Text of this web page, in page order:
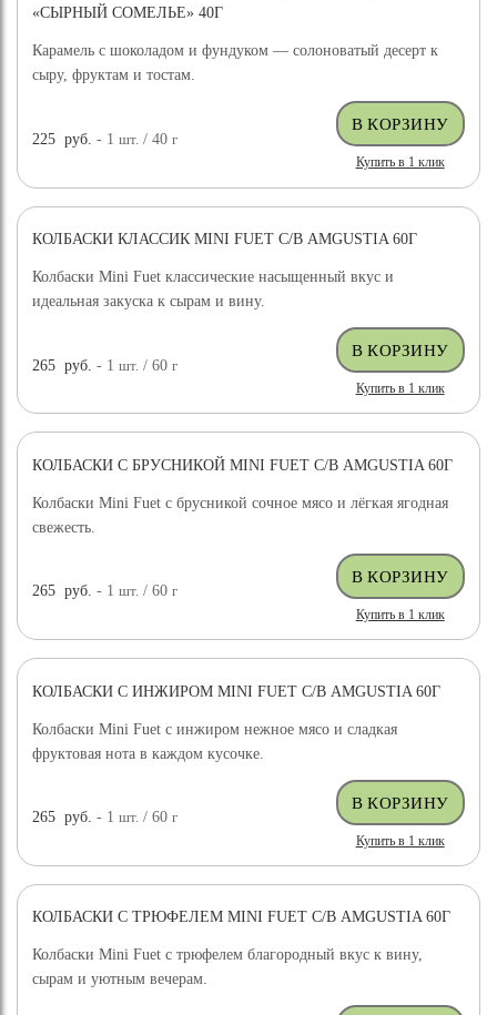
«СЫРНЫЙ СОМЕЛЬЕ» 40Г
Карамель с шоколадом и фундуком — солоноватый десерт к
сыру, фруктам и тостам.
225 руб. - 1шт. / 40г
Купить в 1 клик
КОЛБАСКИ КЛАССИК MINI FUET С/В AMGUSTIA 60Г
Колбаски Mini Fuet классические насыщенный вкус и
идеальная закуска к сырам и вину.
265 руб. - 1шт. / 60г
Купить в 1 клик
КОЛБАСКИ С БРУСНИКОЙ MINI FUET С/В AMGUSTIA 60Г
Колбаски Mini Fuet с брусникой сочное мясо и лёгкая ягодная
свежесть.
265 руб. - 1шт. / 60г
Купить в 1 клик
КОЛБАСКИ С ИНЖИРОМ MINI FUET С/В AMGUSTIA 60Г
Колбаски Mini Fuet с инжиром нежное мясо и сладкая
фруктовая нота в каждом кусочке.
265 руб. - 1шт. / 60г
Купить в 1 клик
КОЛБАСКИ С ТРЮФЕЛЕМ MINI FUET С/В AMGUSTIA 60Г
Колбаски Mini Fuet с трюфелем благородный вкус к вину,
сырам и уютным вечерам.